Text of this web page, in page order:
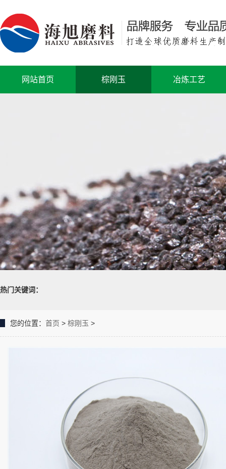
网站首页 棕刚玉 冶炼工艺
热门关键词：
您的位置： 首页 > 棕刚玉 >